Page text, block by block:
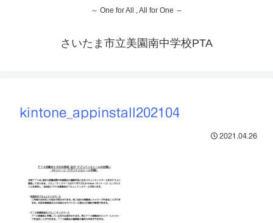
～ One for All , All for One ～
さいたま市立美園南中学校PTA
kintone_appinstall202104
2021.04.26